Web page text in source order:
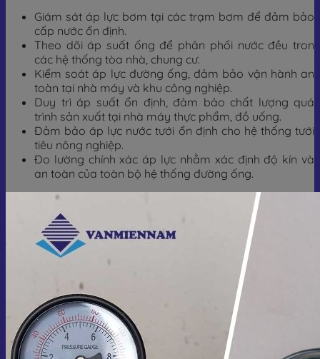
Giám sát áp lực bơm tại các trạm bơm để đảm bảo
cấp nước ổn định.
Theo dõi áp suất ống để phân phối nước đều tron
các hệ thống tòa nhà, chung cư.
Kiểm soát áp lực đường ống, đảm bảo vận hành an
toàn tại nhà máy và khu công nghiệp.
Duy trì áp suất ổn định, đảm bảo chất lượng quá
trình sản xuất tại nhà máy thực phẩm, đồ uống.
Đảm bảo áp lực nước tưới ổn định cho hệ thống tưới
tiêu nông nghiệp.
Đo lường chính xác áp lực nhằm xác định độ kín và
an toàn của toàn bộ hệ thống đường ống.